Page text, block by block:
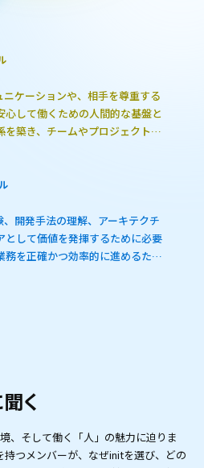
ケーションや、相手を尊重する
心して働くための人間的な基盤と
を築き、チームやプロジェクトの
開発手法の理解、アーキテクチ
として価値を発揮するために必要
務を正確かつ効率的に進めるため
聞く
、そして働く「人」の魅力に迫りま
持つメンバーが、なぜinitを選び、どの